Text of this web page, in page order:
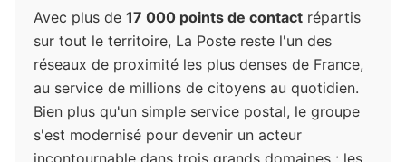
Avec plus de 17 000 points de contact répartis
sur tout le territoire, La Poste reste l'un des
réseaux de proximité les plus denses de France,
au service de millions de citoyens au quotidien.
Bien plus qu'un simple service postal, le groupe
s'est modernisé pour devenir un acteur